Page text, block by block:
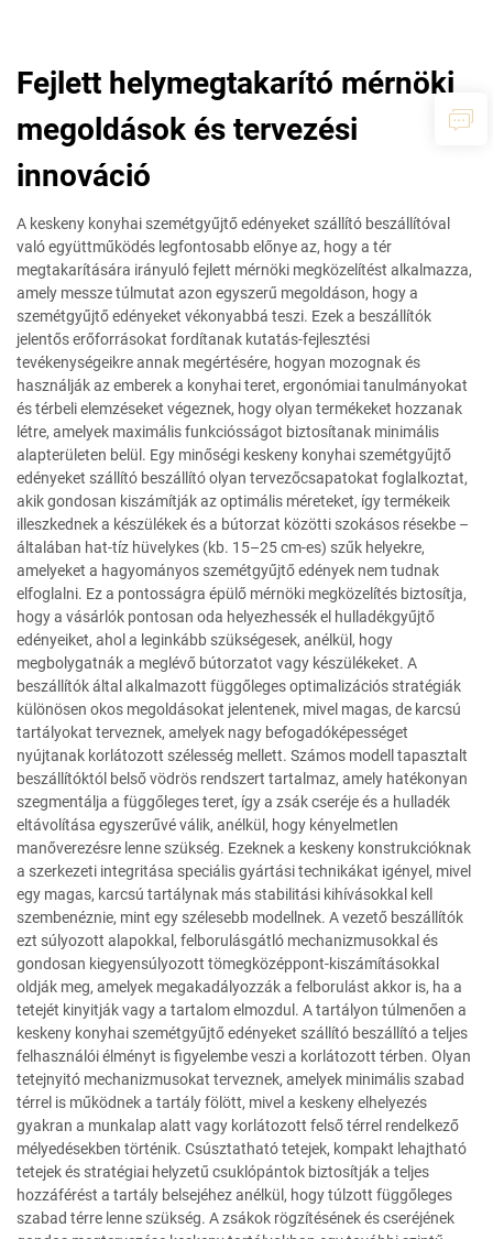
Fejlett helymegtakarító mérnöki
megoldások és tervezési
innováció
A keskeny konyhai szemétgyűjtő edényeket szállító beszállítóval
való együttműködés legfontosabb előnye az, hogy a tér
megtakarítására irányuló fejlett mérnöki megközelítést alkalmazza,
amely messze túlmutat azon egyszerű megoldáson, hogy a
szemétgyűjtő edényeket vékonyabbá teszi. Ezek a beszállítók
jelentős erőforrásokat fordítanak kutatás-fejlesztési
tevékenységeikre annak megértésére, hogyan mozognak és
használják az emberek a konyhai teret, ergonómiai tanulmányokat
és térbeli elemzéseket végeznek, hogy olyan termékeket hozzanak
létre, amelyek maximális funkciósságot biztosítanak minimális
alapterületen belül. Egy minőségi keskeny konyhai szemétgyűjtő
edényeket szállító beszállító olyan tervezőcsapatokat foglalkoztat,
akik gondosan kiszámítják az optimális méreteket, így termékeik
illeszkednek a készülékek és a bútorzat közötti szokásos résekbe –
általában hat-tíz hüvelykes (kb. 15–25 cm-es) szűk helyekre,
amelyeket a hagyományos szemétgyűjtő edények nem tudnak
elfoglalni. Ez a pontosságra épülő mérnöki megközelítés biztosítja,
hogy a vásárlók pontosan oda helyezhessék el hulladékgyűjtő
edényeiket, ahol a leginkább szükségesek, anélkül, hogy
megbolygatnák a meglévő bútorzatot vagy készülékeket. A
beszállítók által alkalmazott függőleges optimalizációs stratégiák
különösen okos megoldásokat jelentenek, mivel magas, de karcsú
tartályokat terveznek, amelyek nagy befogadóképességet
nyújtanak korlátozott szélesség mellett. Számos modell tapasztalt
beszállítóktól belső vödrös rendszert tartalmaz, amely hatékonyan
szegmentálja a függőleges teret, így a zsák cseréje és a hulladék
eltávolítása egyszerűvé válik, anélkül, hogy kényelmetlen
manőverezésre lenne szükség. Ezeknek a keskeny konstrukcióknak
a szerkezeti integritása speciális gyártási technikákat igényel, mivel
egy magas, karcsú tartálynak más stabilitási kihívásokkal kell
szembenéznie, mint egy szélesebb modellnek. A vezető beszállítók
ezt súlyozott alapokkal, felborulásgátló mechanizmusokkal és
gondosan kiegyensúlyozott tömegközéppont-kiszámításokkal
oldják meg, amelyek megakadályozzák a felborulást akkor is, ha a
tetejét kinyitják vagy a tartalom elmozdul. A tartályon túlmenően a
keskeny konyhai szemétgyűjtő edényeket szállító beszállító a teljes
felhasználói élményt is figyelembe veszi a korlátozott térben. Olyan
tetejnyitó mechanizmusokat terveznek, amelyek minimális szabad
térrel is működnek a tartály fölött, mivel a keskeny elhelyezés
gyakran a munkalap alatt vagy korlátozott felső térrel rendelkező
mélyedésekben történik. Csúsztatható tetejek, kompakt lehajtható
tetejek és stratégiai helyzetű csuklópántok biztosítják a teljes
hozzáférést a tartály belsejéhez anélkül, hogy túlzott függőleges
szabad térre lenne szükség. A zsákok rögzítésének és cseréjének